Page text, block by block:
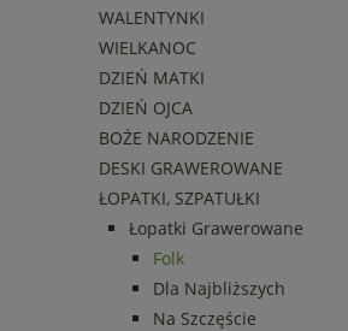
WALENTYNKI
WIELKANOC
DZIEŃ MATKI
DZIEŃ OJCA
BOŻE NARODZENIE
DESKI GRAWEROWANE
ŁOPATKI, SZPATUŁKI
Łopatki Grawerowane
Folk
Dla Najbliższych
Na Szczęście